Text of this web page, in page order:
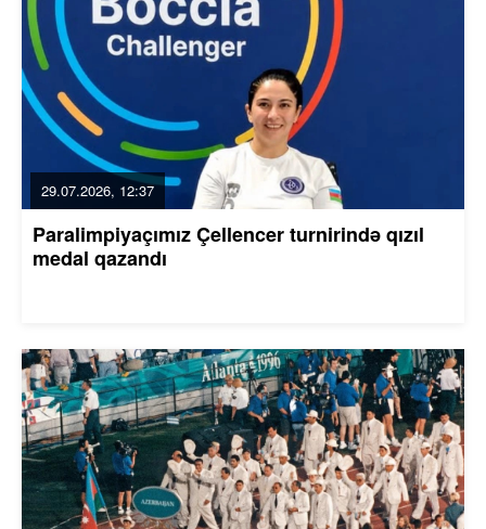
29.07.2026, 12:37
Paralimpiyaçımız Çellencer turnirində qızıl
medal qazandı